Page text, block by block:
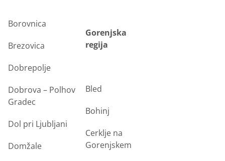
Borovnica
Brezovica
Dobrepolje
Dobrova – Polhov
Gradec
Dol pri Ljubljani
Domžale
Gorenjska
regija
Bled
Bohinj
Cerklje na
Gorenjskem